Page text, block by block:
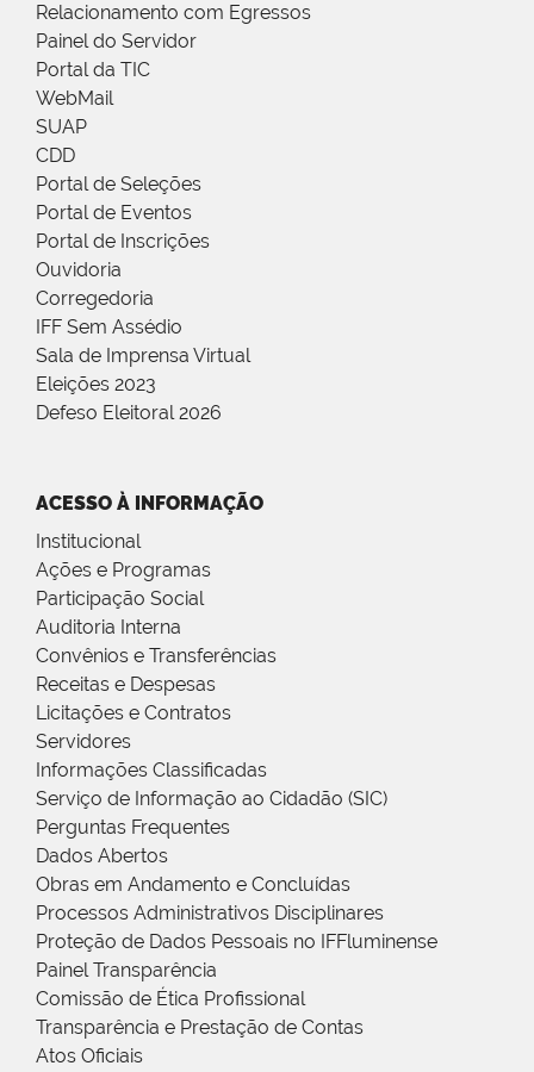
Relacionamento com Egressos
Painel do Servidor
Portal da TIC
WebMail
SUAP
CDD
Portal de Seleções
Portal de Eventos
Portal de Inscrições
Ouvidoria
Corregedoria
IFF Sem Assédio
Sala de Imprensa Virtual
Eleições 2023
Defeso Eleitoral 2026
ACESSO À INFORMAÇÃO
Institucional
Ações e Programas
Participação Social
Auditoria Interna
Convênios e Transferências
Receitas e Despesas
Licitações e Contratos
Servidores
Informações Classificadas
Serviço de Informação ao Cidadão (SIC)
Perguntas Frequentes
Dados Abertos
Obras em Andamento e Concluídas
Processos Administrativos Disciplinares
Proteção de Dados Pessoais no IFFluminense
Painel Transparência
Comissão de Ética Profissional
Transparência e Prestação de Contas
Atos Oficiais